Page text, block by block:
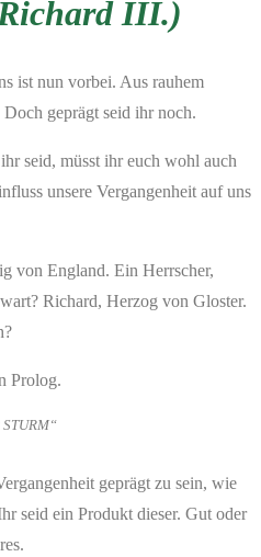
III.)
ist nun vorbei. Aus rauhem
geprägt seid ihr noch.
seid, müsst ihr euch wohl auch
unsere Vergangenheit auf uns
von England. Ein Herrscher,
Richard, Herzog von Gloster.
Prolog.
geprägt zu sein, wie
seid ein Produkt dieser. Gut oder